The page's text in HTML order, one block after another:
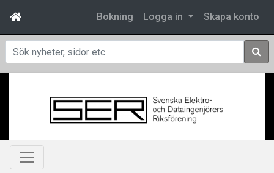
Bokning Logga in Skapa konto
Sök